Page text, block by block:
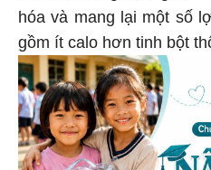
hóa và mang lại một số
gồm ít calo hơn tinh bột